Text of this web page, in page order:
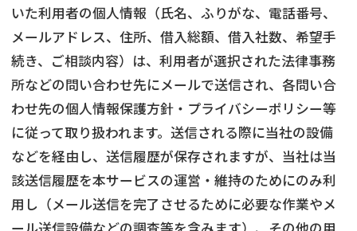
いた利用者の個人情報（氏名、ふりがな、電話番号、
メールアドレス、住所、借入総額、借入社数、希望手
続き、ご相談内容）は、利用者が選択された法律事務
所などの問い合わせ先にメールで送信され、各問い合
わせ先の個人情報保護方針・プライバシーポリシー等
に従って取り扱われます。送信される際に当社の設備
などを経由し、送信履歴が保存されますが、当社は当
該送信履歴を本サービスの運営・維持のためにのみ利
用し（メール送信を完了させるために必要な作業やメ